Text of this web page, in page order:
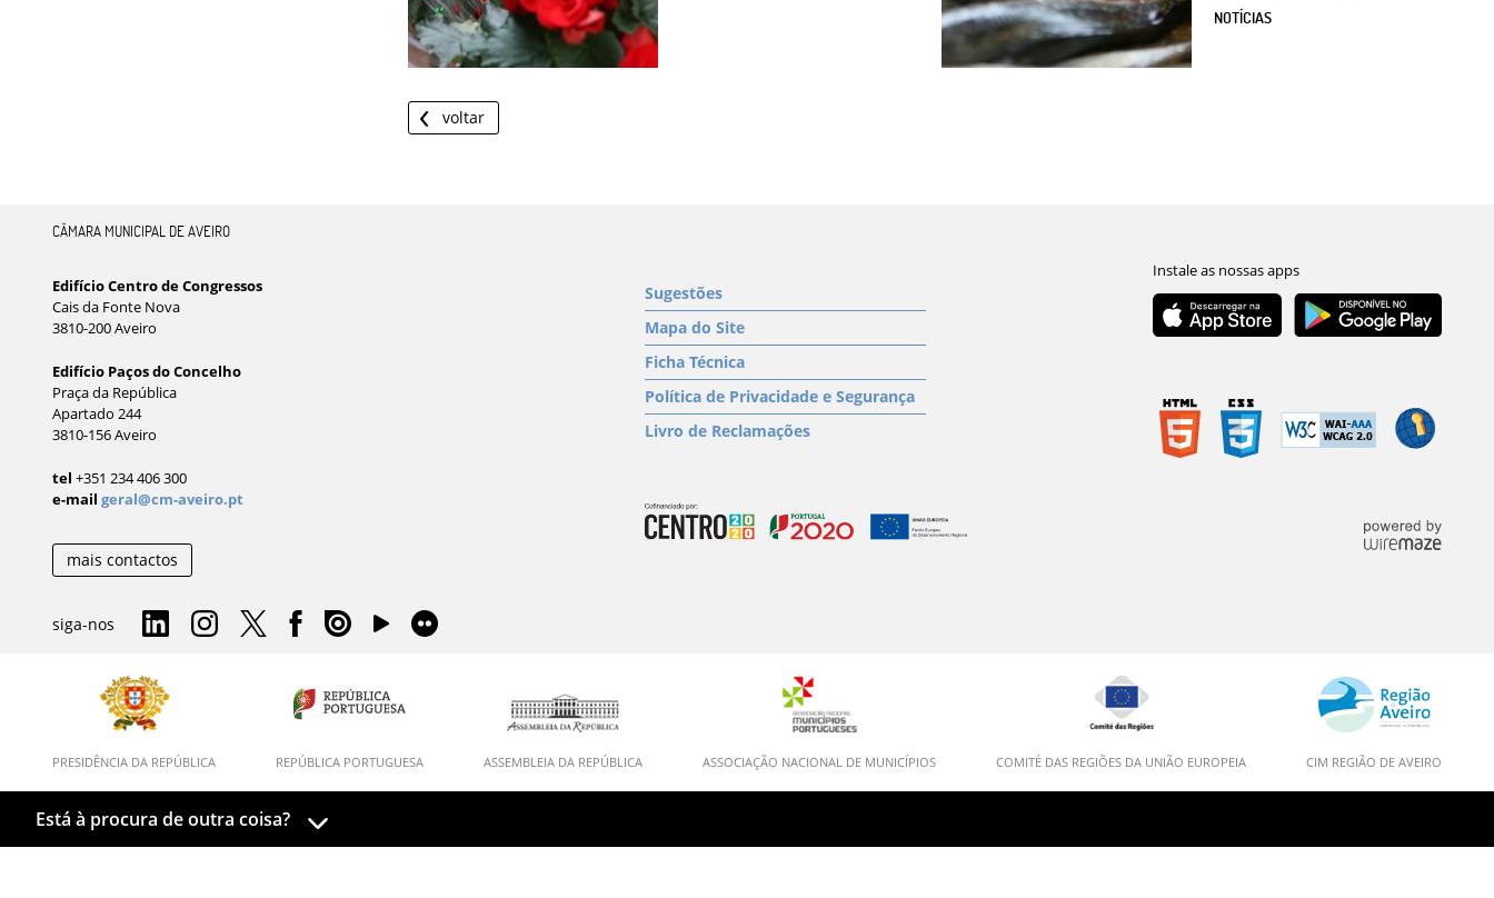
NOTÍCIAS
voltar
CÂMARA MUNICIPAL DE AVEIRO
Edifício Centro de Congressos
Cais da Fonte Nova
3810-200 Aveiro
Edifício Paços do Concelho
Praça da República
Apartado 244
3810-156 Aveiro
tel +351 234 406 300
e-mail geral@cm-aveiro.pt
mais contactos
siga-nos
Sugestões
Mapa do Site
Ficha Técnica
Política de Privacidade e Segurança
Livro de Reclamações
PRESIDÊNCIA DA REPÚBLICA REPÚBLICA PORTUGUESA ASSEMBLEIA DA REPÚBLICA ASSOCIAÇÃO NACIONAL DE MUNICÍPIOS COMITÉ DAS REGIÕES DA UNIÃO EUROPEIA CIM REGIÃO DE AVEIRO
Está à procura de outra coisa?